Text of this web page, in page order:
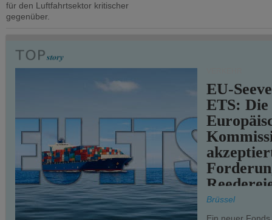
für den Luftfahrtsektor kritischer
gegenüber.
EU-
ETS: Die
teilweise.
Brüssel